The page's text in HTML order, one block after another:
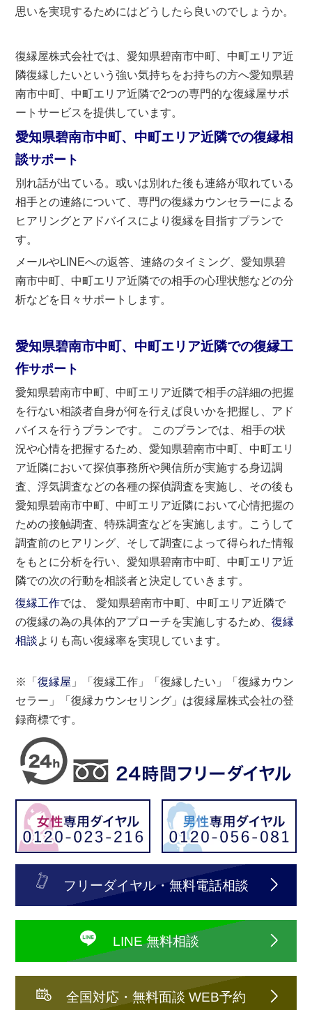
思いを実現するためにはどうしたら良いのでしょうか。
復縁屋株式会社では、愛知県碧南市中町、中町エリア近
隣復縁したいという強い気持ちをお持ちの方へ愛知県碧
南市中町、中町エリア近隣で2つの専門的な復縁屋サポ
ートサービスを提供しています。
愛知県碧南市中町、中町エリア近隣での復縁相
談サポート
別れ話が出ている。或いは別れた後も連絡が取れている
相手との連絡について、専門の復縁カウンセラーによる
ヒアリングとアドバイスにより復縁を目指すプランで
す。
メールやLINEへの返答、連絡のタイミング、愛知県碧
南市中町、中町エリア近隣での相手の心理状態などの分
析などを日々サポートします。
愛知県碧南市中町、中町エリア近隣での復縁工
作サポート
愛知県碧南市中町、中町エリア近隣で相手の詳細の把握
を行ない相談者自身が何を行えば良いかを把握し、アド
バイスを行うプランです。 このプランでは、相手の状
況や心情を把握するため、愛知県碧南市中町、中町エリ
ア近隣において探偵事務所や興信所が実施する身辺調
査、浮気調査などの各種の探偵調査を実施し、その後も
愛知県碧南市中町、中町エリア近隣において心情把握の
ための接触調査、特殊調査などを実施します。こうして
調査前のヒアリング、そして調査によって得られた情報
をもとに分析を行い、愛知県碧南市中町、中町エリア近
隣での次の行動を相談者と決定していきます。
復縁工作では、 愛知県碧南市中町、中町エリア近隣で
の復縁の為の具体的アプローチを実施しするため、復縁
相談よりも高い復縁率を実現しています。
※「復縁屋 」「復縁工作」「復縁したい」「復縁カウン
セラー」「復縁カウンセリング」は復縁屋株式会社の登
録商標です。
フリーダイヤル・無料電話相談
LINE 無料相談
全国対応・無料面談 WEB予約